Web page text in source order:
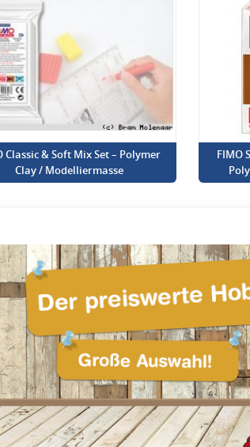
Classic & Soft Mix Set – Polymer
Clay / Modelliermasse
FIMO